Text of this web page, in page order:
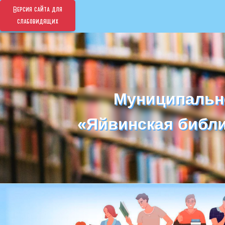
Версия сайта для
слабовидящих
«Яйвинская
«Яйвинская